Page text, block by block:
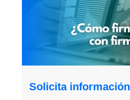
Solicita información